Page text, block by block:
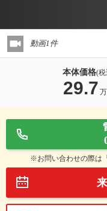
動画1件
本体価格(税
29.7
※お問い合わせの際は